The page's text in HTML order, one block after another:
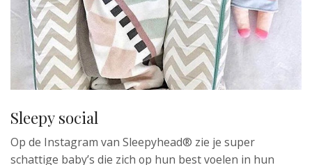
Sleepy social
Op de Instagram van Sleepyhead® zie je super
schattige baby’s die zich op hun best voelen in hun